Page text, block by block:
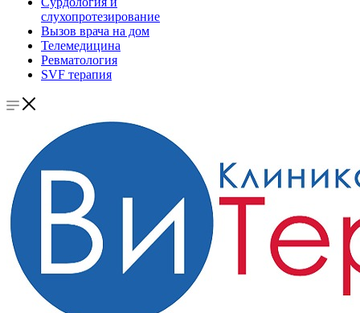
слухопротезирование
Вызов врача на дом
Телемедицина
Ревматология
SVF терапия